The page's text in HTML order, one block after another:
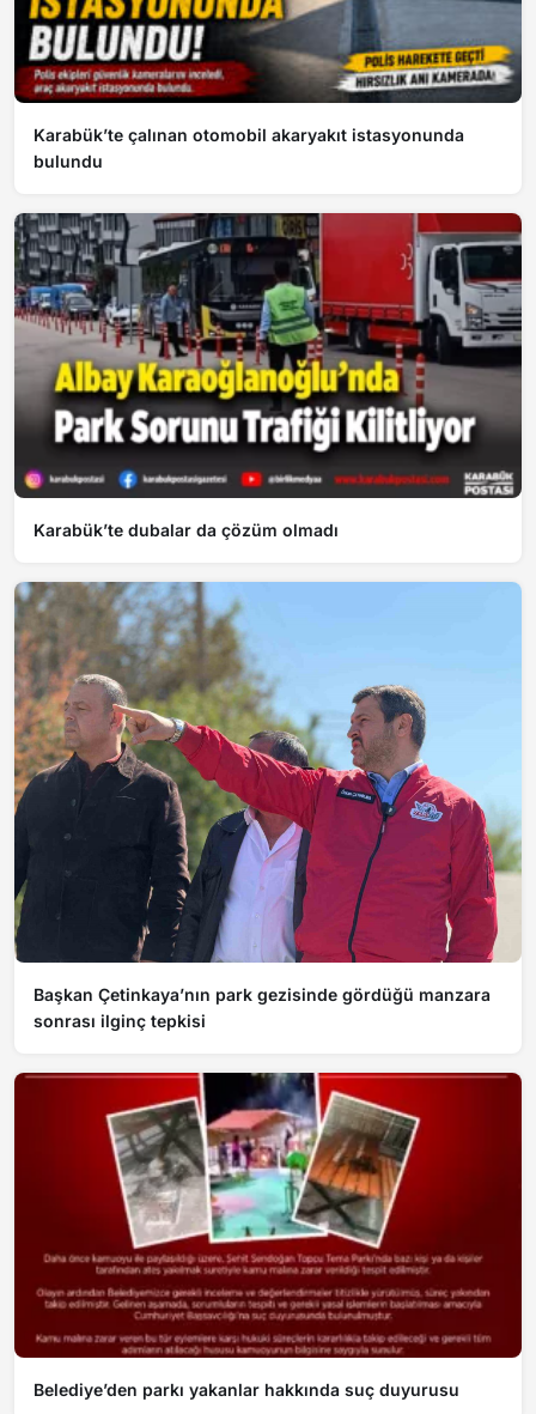
Karabük’te çalınan otomobil akaryakıt istasyonunda
bulundu
Karabük’te dubalar da çözüm olmadı
Başkan Çetinkaya’nın park gezisinde gördüğü manzara
sonrası ilginç tepkisi
Belediye’den parkı yakanlar hakkında suç duyurusu